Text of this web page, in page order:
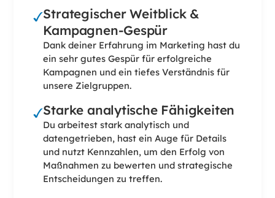
Strategischer Weitblick &
Kampagnen-Gespür
Dank deiner Erfahrung im Marketing hast du
ein sehr gutes Gespür für erfolgreiche
Kampagnen und ein tiefes Verständnis für
unsere Zielgruppen.
Starke analytische Fähigkeiten
Du arbeitest stark analytisch und
datengetrieben, hast ein Auge für Details
und nutzt Kennzahlen, um den Erfolg von
Maßnahmen zu bewerten und strategische
Entscheidungen zu treffen.